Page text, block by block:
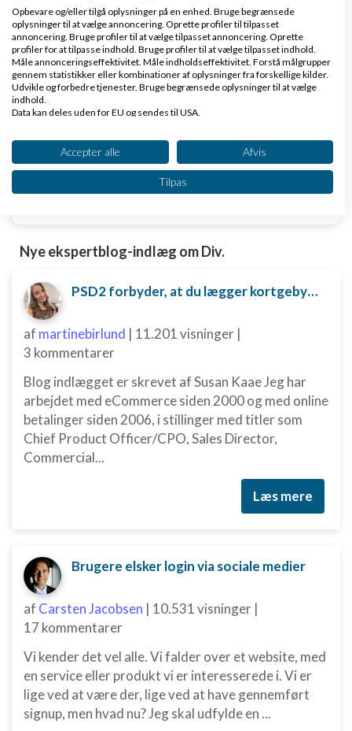
Køb en virksomhed
Køb en virksomhed med
kunder og omsætning hos Saxis
www.saxis.dk
Dinero Regnskabsprogram
Opret nemt og hurtigt fakturaer
Lav gratis bruger på Dinero i dag
Nye ekspertblog-indlæg om Div.
PSD2 forbyder, at du lægger kortgebyret ud til dine kunder fra 1. januar 2018
af martinebirlund | 11.201 visninger |
3 kommentarer
Blog indlægget er skrevet af Susan Kaae Jeg har
arbejdet med eCommerce siden 2000 og med online
betalinger siden 2006, i stillinger med titler som
Chief Product Officer/CPO, Sales Director,
Commercial...
Læs mere
Brugere elsker login via sociale medier
af Carsten Jacobsen | 10.531 visninger |
17 kommentarer
Vi kender det vel alle. Vi falder over et website, med
en service eller produkt vi er interesserede i. Vi er
lige ved at være der, lige ved at have gennemført
signup, men hvad nu? Jeg skal udfylde en ...
Opbevare og/eller tilgå oplysninger på en enhed. Bruge begrænsede
oplysninger til at vælge annoncering. Oprette profiler til tilpasset
annoncering. Bruge profiler til at vælge tilpasset annoncering. Oprette
profiler for at tilpasse indhold. Bruge profiler til at vælge tilpasset indhold.
Måle annonceringseffektivitet. Måle indholdseffektivitet. Forstå målgrupper
gennem statistikker eller kombinationer af oplysninger fra forskellige kilder.
Udvikle og forbedre tjenester. Bruge begrænsede oplysninger til at vælge
indhold.
Data kan deles uden for EU og sendes til USA.
Se partnerliste (2 IAB-leverandører)
Vi bruger dine data til følgende formål:
IAB's behandlingsformål:
Bruge begrænsede oplysninger til at vælge
Oprette profiler til tilpasset annoncering
Bruge profiler til at vælge tilpasset
annoncering
Oprette profiler for at tilpasse indhold
Bruge profiler til at vælge tilpasset indhold
Måle annonceringseffektivitet
Forstå målgrupper gennem statistikker eller
Udvikle og forbedre tjenester
Bruge begrænsede oplysninger til at vælge
Bruge præcise geografiske
placeringsoplysninger
Identificere enheder baseret på aktivt
Accepter alle Afvis
Tilpas